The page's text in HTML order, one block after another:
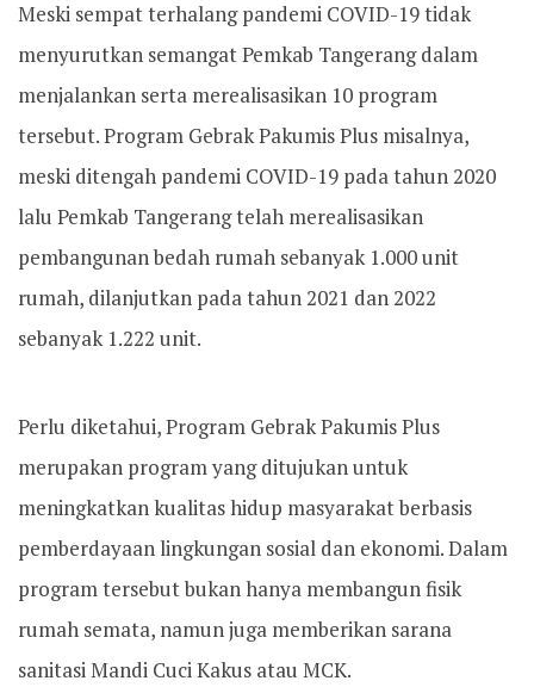
Meski sempat terhalang pandemi COVID-19 tidak
menyurutkan semangat Pemkab Tangerang dalam
menjalankan serta merealisasikan 10 program
tersebut. Program Gebrak Pakumis Plus misalnya,
meski ditengah pandemi COVID-19 pada tahun 2020
lalu Pemkab Tangerang telah merealisasikan
pembangunan bedah rumah sebanyak 1.000 unit
rumah, dilanjutkan pada tahun 2021 dan 2022
sebanyak 1.222 unit.
Perlu diketahui, Program Gebrak Pakumis Plus
merupakan program yang ditujukan untuk
meningkatkan kualitas hidup masyarakat berbasis
pemberdayaan lingkungan sosial dan ekonomi. Dalam
program tersebut bukan hanya membangun fisik
rumah semata, namun juga memberikan sarana
sanitasi Mandi Cuci Kakus atau MCK.